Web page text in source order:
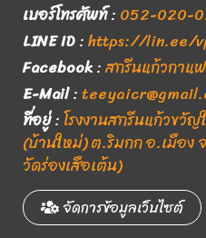
เบอร์โทรศัพท์: 052-020-
LINE ID:https://lin.ee/
Facebook:สกรีนแก้วกาแ
E-Mail:
ที่อยู่:โรงงานสกรีนแก้วขวั
(บ้านใหม่) ต.ริมกก อ.เมือง
วัดร่องเสือเต้น)
จัดการข้อมูลเว็บไซต์